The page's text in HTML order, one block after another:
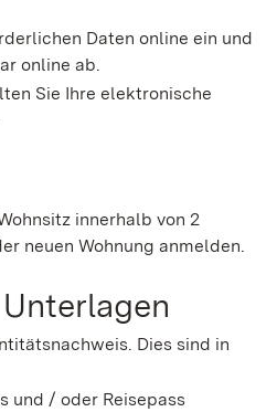
Daten online ein und
online ab.
Sie Ihre elektronische
innerhalb von 2
neuen Wohnung anmelden.
Dies sind in
und / oder Reisepass